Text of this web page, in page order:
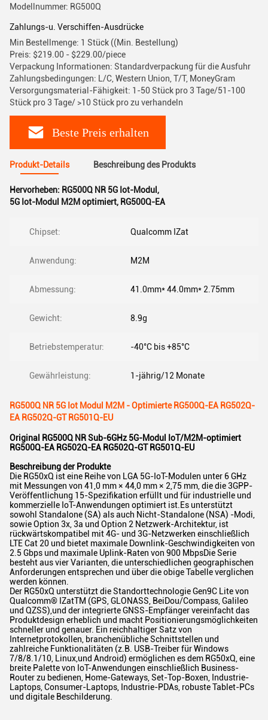
Modellnummer: RG500Q
Zahlungs-u. Verschiffen-Ausdrücke
Min Bestellmenge: 1 Stück ((Min. Bestellung)
Preis: $219.00 - $229.00/piece
Verpackung Informationen: Standardverpackung für die Ausfuhr
Zahlungsbedingungen: L/C, Western Union, T/T, MoneyGram
Versorgungsmaterial-Fähigkeit: 1-50 Stück pro 3 Tage/51-100
Stück pro 3 Tage/ >10 Stück pro zu verhandeln
Beste Preis erhalten
Produkt-Details Beschreibung des Produkts
Hervorheben: RG500Q NR 5G Iot-Modul ,
5G Iot-Modul M2M optimiert, RG500Q-EA
Chipset: Qualcomm IZat
Anwendung: M2M
Abmessung: 41.0mm* 44.0mm* 2.75mm
Gewicht: 8.9g
Betriebstemperatur: -40°C bis +85°C
Gewährleistung: 1-jährig/12 Monate
RG500Q NR 5G Iot Modul M2M - Optimierte RG500Q-EA RG502Q-
EA RG502Q-GT RG501Q-EU
Original RG500Q NR Sub-6GHz 5G-Modul IoT/M2M-optimiert
RG500Q-EA RG502Q-EA RG502Q-GT RG501Q-EU
Beschreibung der Produkte
Die RG50xQ ist eine Reihe von LGA 5G-IoT-Modulen unter 6 GHz
mit Messungen von 41,0 mm × 44,0 mm × 2,75 mm, die die 3GPP-
Veröffentlichung 15-Spezifikation erfüllt und für industrielle und
kommerzielle IoT-Anwendungen optimiert ist.Es unterstützt
sowohl Standalone (SA) als auch Nicht-Standalone (NSA) -Modi,
sowie Option 3x, 3a und Option 2 Netzwerk-Architektur, ist
rückwärtskompatibel mit 4G- und 3G-Netzwerken einschließlich
LTE Cat 20 und bietet maximale Downlink-Geschwindigkeiten von
2.5 Gbps und maximale Uplink-Raten von 900 MbpsDie Serie
besteht aus vier Varianten, die unterschiedlichen geographischen
Anforderungen entsprechen und über die obige Tabelle verglichen
werden können.
Der RG50xQ unterstützt die Standorttechnologie Gen9C Lite von
Qualcomm® IZatTM (GPS, GLONASS, BeiDou/Compass, Galileo
und QZSS),und der integrierte GNSS-Empfänger vereinfacht das
Produktdesign erheblich und macht Positionierungsmöglichkeiten
schneller und genauer. Ein reichhaltiger Satz von
Internetprotokollen, branchenübliche Schnittstellen und
zahlreiche Funktionalitäten (z.B. USB-Treiber für Windows
7/8/8.1/10, Linux,und Android) ermöglichen es dem RG50xQ, eine
breite Palette von IoT-Anwendungen einschließlich Business-
Router zu bedienen, Home-Gateways, Set-Top-Boxen, Industrie-
Laptops, Consumer-Laptops, Industrie-PDAs, robuste Tablet-PCs
und digitale Beschilderung.